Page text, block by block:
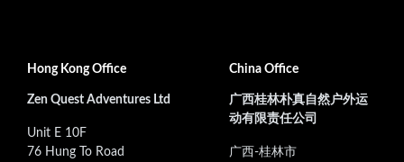
Hong Kong Office
Zen Quest Adventures Ltd
Unit E 10F
76 Hung To Road
China Office
广西桂林朴真自然户外运
动有限责任公司
广西-桂林市